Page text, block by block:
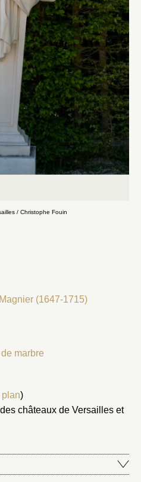
/ Christophe Fouin
(1647-1715)
marbre
)
châteaux de Versailles et